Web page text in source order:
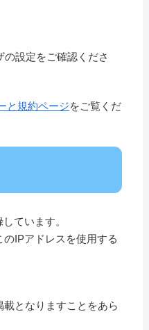
設定をご確認くださ
と規約ページをご覧くだ
ています。
IPアドレスを使用する
となりますことをあら